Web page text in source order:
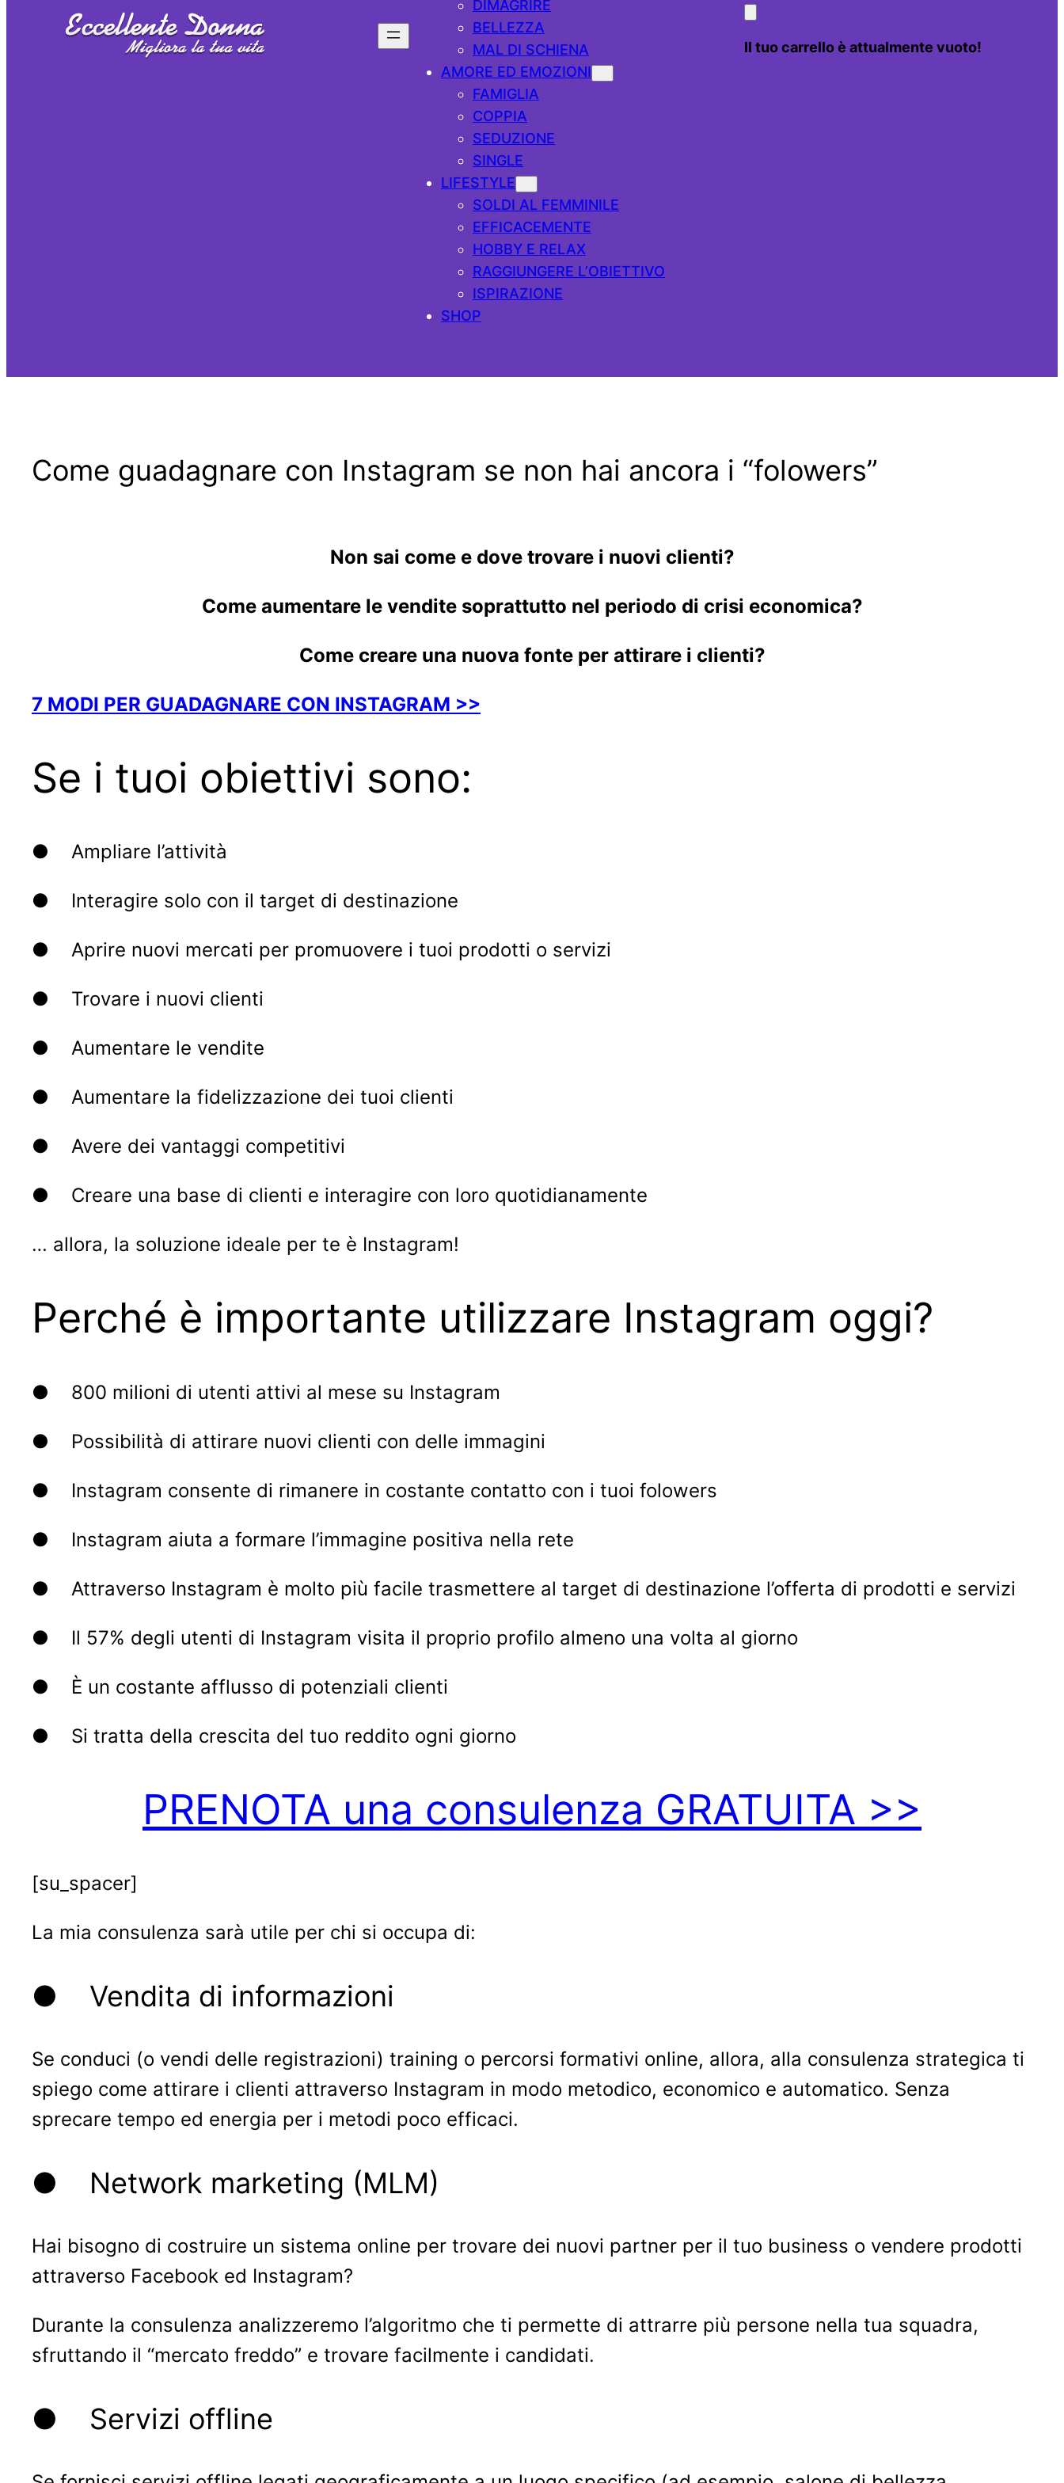
DIMAGRIRE
BELLEZZA
MAL DI SCHIENA
AMORE ED EMOZIONI
FAMIGLIA
COPPIA
SEDUZIONE
SINGLE
LIFESTYLE
SOLDI AL FEMMINILE
EFFICACEMENTE
HOBBY E RELAX
RAGGIUNGERE L’OBIETTIVO
ISPIRAZIONE
SHOP
Il tuo carrello è attualmente vuoto!
Come guadagnare con Instagram se non hai ancora i “folowers”
Non sai come e dove trovare i nuovi clienti?
Come aumentare le vendite soprattutto nel periodo di crisi economica?
Come creare una nuova fonte per attirare i clienti?
7 MODI PER GUADAGNARE CON INSTAGRAM >>
Se i tuoi obiettivi sono:
● Ampliare l’attività
● Interagire solo con il target di destinazione
● Aprire nuovi mercati per promuovere i tuoi prodotti o servizi
● Trovare i nuovi clienti
● Aumentare le vendite
● Aumentare la fidelizzazione dei tuoi clienti
● Avere dei vantaggi competitivi
● Creare una base di clienti e interagire con loro quotidianamente
… allora, la soluzione ideale per te è Instagram!
Perché è importante utilizzare Instagram oggi?
● 800 milioni di utenti attivi al mese su Instagram
● Possibilità di attirare nuovi clienti con delle immagini
● Instagram consente di rimanere in costante contatto con i tuoi folowers
● Instagram aiuta a formare l’immagine positiva nella rete
● Attraverso Instagram è molto più facile trasmettere al target di destinazione l’offerta di prodotti e servizi
● Il 57% degli utenti di Instagram visita il proprio profilo almeno una volta al giorno
● È un costante afflusso di potenziali clienti
● Si tratta della crescita del tuo reddito ogni giorno
PRENOTA una consulenza GRATUITA >>
[su_spacer]
La mia consulenza sarà utile per chi si occupa di:
● Vendita di informazioni
Se conduci (o vendi delle registrazioni) training o percorsi formativi online, allora, alla consulenza strategica ti
spiego come attirare i clienti attraverso Instagram in modo metodico, economico e automatico. Senza
sprecare tempo ed energia per i metodi poco efficaci.
● Network marketing (MLM)
Hai bisogno di costruire un sistema online per trovare dei nuovi partner per il tuo business o vendere prodotti
attraverso Facebook ed Instagram?
Durante la consulenza analizzeremo l’algoritmo che ti permette di attrarre più persone nella tua squadra,
sfruttando il “mercato freddo” e trovare facilmente i candidati.
● Servizi offline